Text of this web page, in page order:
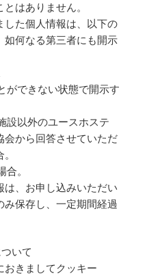
はありません。
した個人情報は、以下の
如何なる第三者にも開示
ができない状態で開示す
設以外のユースホステ
会から回答させていただ
。
は、お申し込みいただい
保存し、一定期間経過
いて
おきましてクッキー